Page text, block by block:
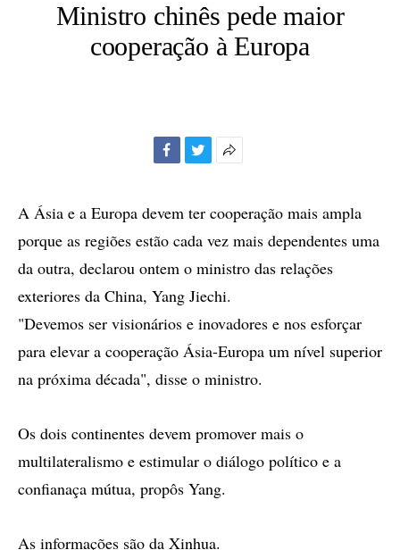
Ministro chinês pede maior
cooperação à Europa
compartilhamento
A Ásia e a Europa devem ter cooperação mais ampla
porque as regiões estão cada vez mais dependentes uma
da outra, declarou ontem o ministro das relações
exteriores da China, Yang Jiechi.
"Devemos ser visionários e inovadores e nos esforçar
para elevar a cooperação Ásia-Europa um nível superior
na próxima década", disse o ministro.
Os dois continentes devem promover mais o
multilateralismo e estimular o diálogo político e a
confianaça mútua, propôs Yang.
As informações são da Xinhua.